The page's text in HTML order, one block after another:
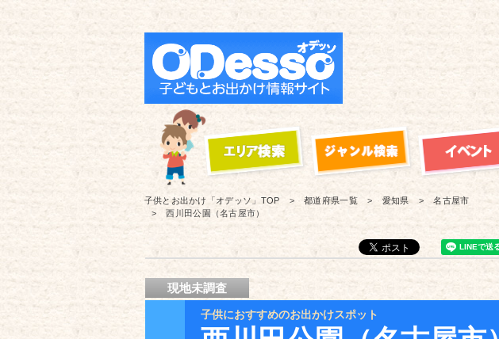
子供とお出かけ「オデッソ」 TOP 都道府県一覧 愛知県
名古屋市
西川田公園（名古屋市）
現地未調査
子供におすすめのお出かけスポット